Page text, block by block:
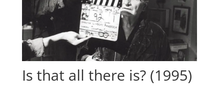
Is that all there is? (1995)